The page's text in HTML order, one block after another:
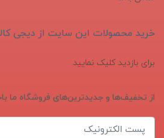
خرید محصولات این سایت از دیجی
برای بازدید کلیک نمایید
از تخفیف‌ها و جدیدترین‌های فروشگاه ما